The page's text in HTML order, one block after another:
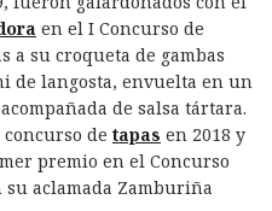
en el I Concurso de
a su croqueta de gambas
de langosta, envuelta en un
de salsa tártara.
de tapas en 2018 y
premio en el Concurso
su aclamada Zamburiña